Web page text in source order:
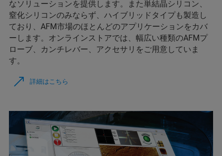
なソリューションを提供します。また単結晶シリコン、
窒化シリコンのみならず、ハイブリッドタイプも製造し
ており、AFM市場のほとんどのアプリケーションをカバ
ーします。オンラインストアでは、幅広い種類のAFMプ
ローブ、カンチレバー、アクセサリをご用意していま
す。
詳細はこちら